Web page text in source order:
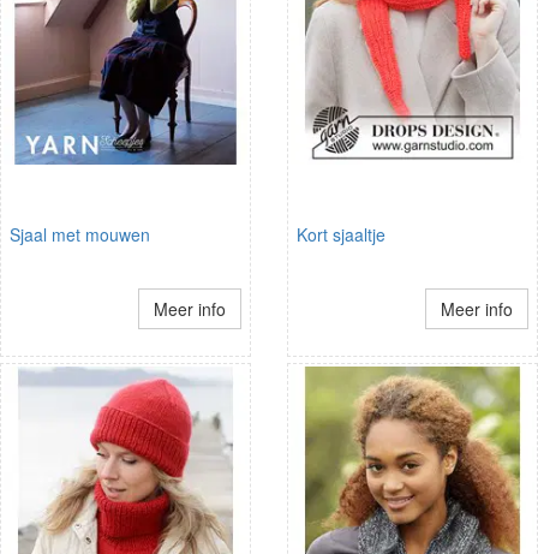
Sjaal met mouwen
Meer info
Kort sjaaltje
Meer info